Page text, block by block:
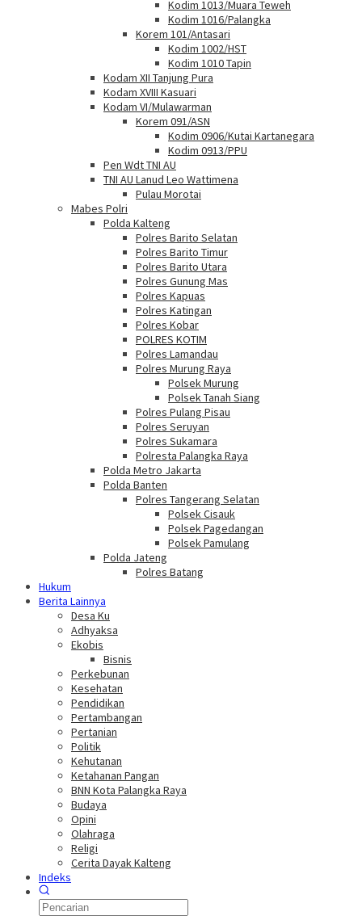
Kodim 1013/Muara Teweh
Kodim 1016/Palangka
Korem 101/Antasari
Kodim 1002/HST
Kodim 1010 Tapin
Kodam XII Tanjung Pura
Kodam XVIII Kasuari
Kodam VI/Mulawarman
Korem 091/ASN
Kodim 0906/Kutai Kartanegara
Kodim 0913/PPU
Pen Wdt TNI AU
TNI AU Lanud Leo Wattimena
Pulau Morotai
Mabes Polri
Polda Kalteng
Polres Barito Selatan
Polres Barito Timur
Polres Barito Utara
Polres Gunung Mas
Polres Kapuas
Polres Katingan
Polres Kobar
POLRES KOTIM
Polres Lamandau
Polres Murung Raya
Polsek Murung
Polsek Tanah Siang
Polres Pulang Pisau
Polres Seruyan
Polres Sukamara
Polresta Palangka Raya
Polda Metro Jakarta
Polda Banten
Polres Tangerang Selatan
Polsek Cisauk
Polsek Pagedangan
Polsek Pamulang
Polda Jateng
Polres Batang
Hukum
Berita Lainnya
Desa Ku
Adhyaksa
Ekobis
Bisnis
Perkebunan
Kesehatan
Pendidikan
Pertambangan
Pertanian
Politik
Kehutanan
Ketahanan Pangan
BNN Kota Palangka Raya
Budaya
Opini
Olahraga
Religi
Cerita Dayak Kalteng
Indeks